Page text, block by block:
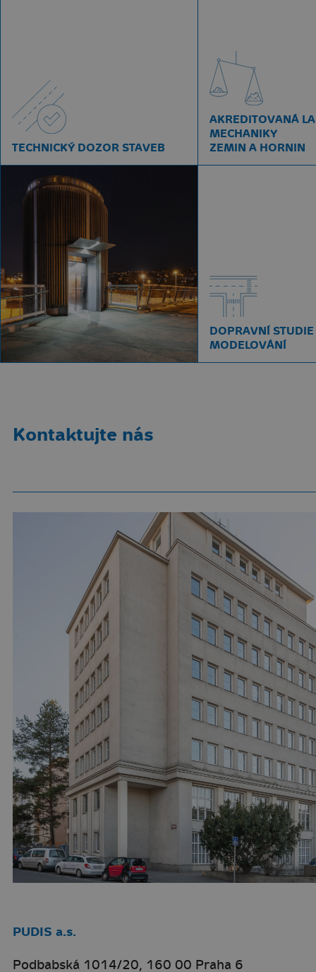
TECHNICKÝ DOZOR STAVEB
AKREDITOVANÁ
MECHANIKY
ZEMIN A HORNIN
DOPRAVNÍ STUDIE
MODELOVÁNÍ
Kontaktujte nás
PUDIS a.s.
Podbabská 1014/20, 160 00 Praha 6